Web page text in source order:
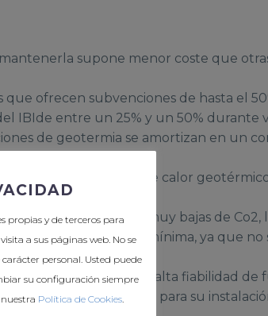
supone menor coste que
ofrecen subvenciones de hasta el
IBIde entre un 25% y un 50% durante
de geotermia se amortizan en un
una bomba de calor
reducido.
unas emisiones muy bajas de
y visual también es mínima, ya que no
contrato de energía y alta fiabilidad de
de espacio para su
propias y de terceros para
a sus páginas web. No se
personal. Usted puede
su configuración siempre
Política de Cookies.